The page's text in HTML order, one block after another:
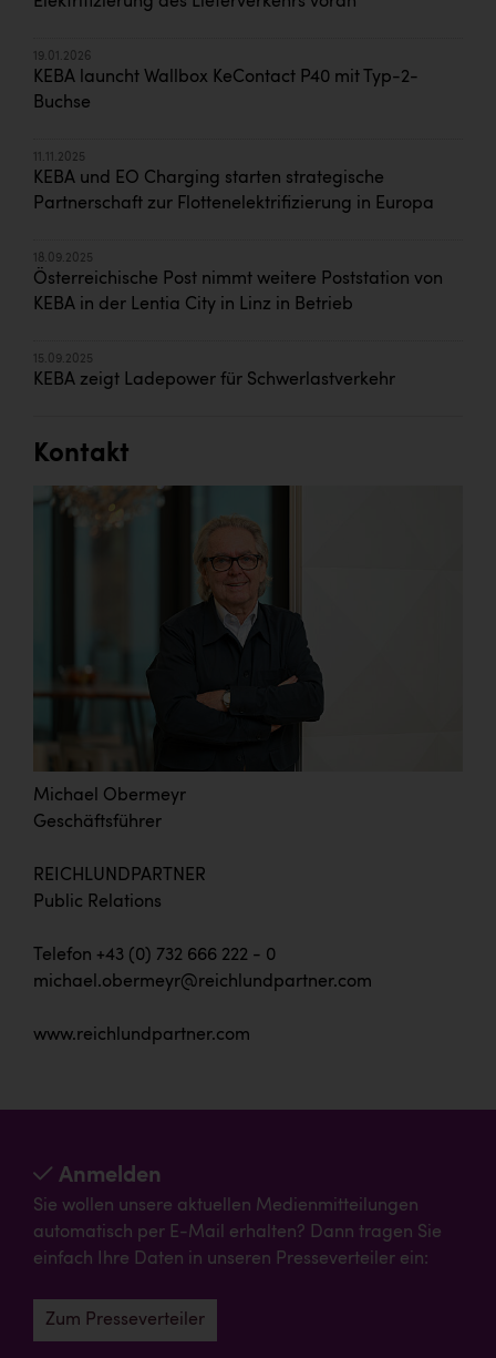
19.01.2026
KEBA launcht Wallbox KeContact P40 mit Typ-2-
Buchse
11.11.2025
KEBA und EO Charging starten strategische
Partnerschaft zur Flottenelektrifizierung in Europa
18.09.2025
Österreichische Post nimmt weitere Poststation von
KEBA in der Lentia City in Linz in Betrieb
15.09.2025
KEBA zeigt Ladepower für Schwerlastverkehr
Kontakt
Michael Obermeyr
Geschäftsführer
REICHLUNDPARTNER
Public Relations
Telefon +43 (0) 732 666 222 - 0
michael.obermeyr@reichlundpartner.com
www.reichlundpartner.com
Anmelden
Sie wollen unsere aktuellen Medienmitteilungen
automatisch per E-Mail erhalten? Dann tragen Sie
einfach Ihre Daten in unseren Presseverteiler ein:
Zum Presseverteiler